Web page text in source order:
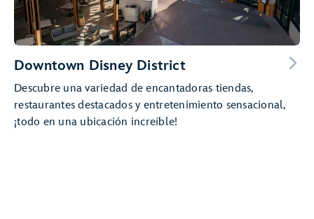
Downtown Disney District
Descubre una variedad de encantadoras tiendas,
restaurantes destacados y entretenimiento sensacional,
¡todo en una ubicación increíble!